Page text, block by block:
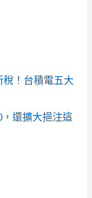
稅！台積電五大
，還擴大挹注這